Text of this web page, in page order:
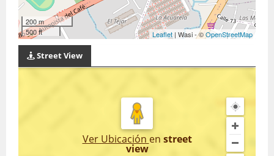
200 m
500 ft
Leaflet | Wasi - ©OpenStreetMap
Street View
Ver Ubicación en street
view